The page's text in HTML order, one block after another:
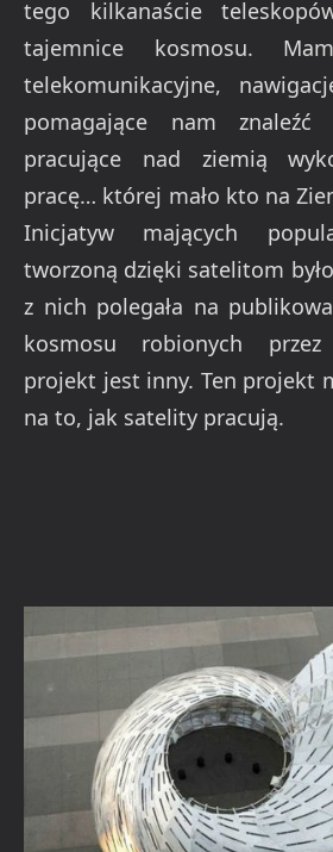
tego kilkanaście
tajemnice kosmosu.
telekomunikacyjne,
pomagające nam znaleźć
pracujące nad ziemią
pracę… której mało kto na
Inicjatyw mających
tworzoną dzięki satelitom
z nich polegała na
kosmosu robionych
projekt jest inny. Ten projekt
na to, jak satelity pracują.